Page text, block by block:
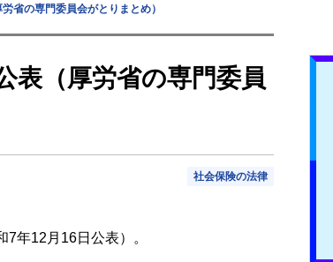
省の専門委員会がとりまとめ）
表（厚労省の専門委員
社会保険の法律
年12月16日公表）。